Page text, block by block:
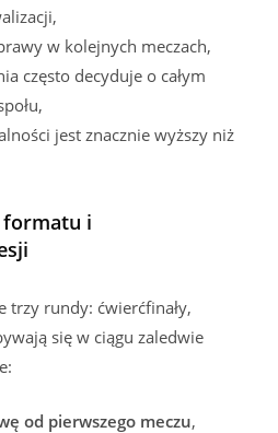
w kolejnych meczach,
często decyduje o całym
jest znacznie wyższy niż
formatu i
trzy rundy: ćwierćfinały,
się w ciągu zaledwie
od pierwszego meczu,